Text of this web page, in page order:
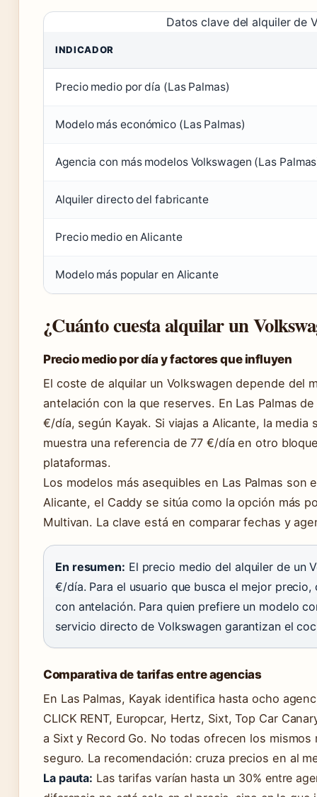
Datos clave del alquiler de
INDICADOR
Precio medio por día (Las Palmas)
Modelo más económico (Las Palmas)
Agencia con más modelos Volkswagen (Las
Alquiler directo del fabricante
Precio medio en Alicante
Modelo más popular en Alicante
¿Cuánto cuesta alquilar un
Precio medio por día y factores que influyen
El coste de alquilar un Volkswagen depende del
antelación con la que reserves. En Las Palmas
€/día, según Kayak. Si viajas a Alicante, la
muestra una referencia de 77 €/día en otro
plataformas.
Los modelos más asequibles en Las Palmas son
Alicante, el Caddy se sitúa como la opción más
Multivan. La clave está en comparar fechas y
En resumen: El precio medio del alquiler de un
€/día. Para el usuario que busca el mejor
con antelación. Para quien prefiere un modelo
servicio directo de Volkswagen garantizan el
Comparativa de tarifas entre agencias
En Las Palmas, Kayak identifica hasta ocho
CLICK RENT, Europcar, Hertz, Sixt, Top Car
a Sixt y Record Go. No todas ofrecen los
seguro. La recomendación: cruza precios en al
La pauta: Las tarifas varían hasta un 30% entre